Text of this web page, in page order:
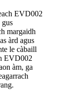
EVD002
gus
margaidh
àrd agus
le càbaill
EVD002
àm, ga